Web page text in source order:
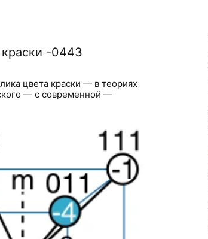
-0443
цвета краски — в теориях
— с современной —